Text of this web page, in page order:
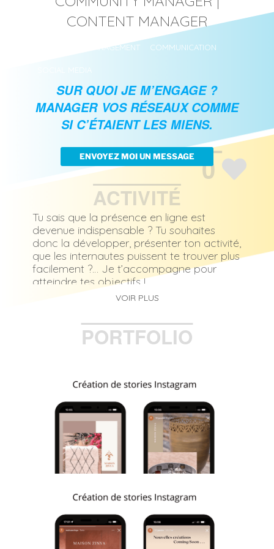
CONTENT MANAGER
COMMUNITY MANAGEMENT COMMUNICATION
SOCIAL MEDIA
SUR QUOI JE M’ENGAGE ?
MANAGER VOS RÉSEAUX COMME
SI C’ÉTAIENT LES MIENS.
0
ENVOYEZ MOI UN MESSAGE
ACTIVITÉ
Tu sais que la présence en ligne est
devenue indispensable ? Tu souhaites
donc la développer, présenter ton activité,
que les internautes puissent te trouver plus
facilement ?… Je t’accompagne pour
atteindre tes objectifs !
sur mon profil !
Multilingue et dynamique, je suis
Content Creator, mon objectif est
problématiques et je me propose pour
vous aider dans :
- L’audit et analyse de l'état des lieux
digitaux
- La création des plannings éditoriaux
hashtags et CTA)
- La création et la gestion de contenu
(blogs, articles, visuels, vidéos,
infographies, création d'un calendrier
VOIR PLUS
PORTFOLIO